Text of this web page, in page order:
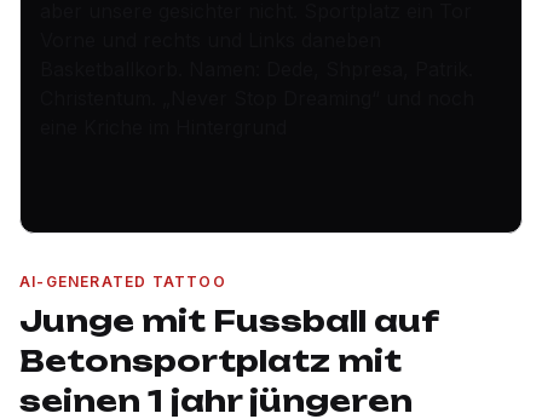
AI-GENERATED TATTOO
Junge mit Fussball auf
Betonsportplatz mit
seinen 1 jahr jüngeren